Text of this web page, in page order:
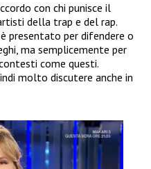
con chi punisce il
della trap e del rap.
presentato per difendere o
ma semplicemente per
come questi.
molto discutere anche in